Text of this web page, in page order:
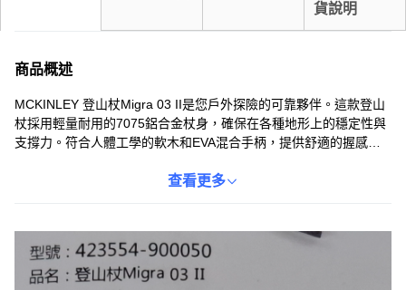
貨說明
商品概述
MCKINLEY 登山杖Migra 03 II是您戶外探險的可靠夥伴。這款登山
杖採用輕量耐用的7075鋁合金杖身，確保在各種地形上的穩定性與
支撐力。符合人體工學的軟木和EVA混合手柄，提供舒適的握感，
14cm，方便攜帶和收納。無論是崎嶇的山路還是平緩的步道，
查看更多